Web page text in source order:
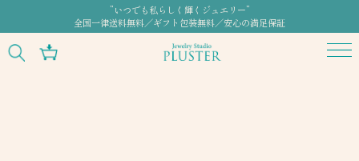
”いつでも私らしく輝くジュエリー”
全国一律送料無料／ギフト包装無料／安心の満足保証